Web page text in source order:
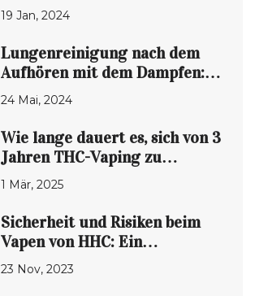
Zigaretten
19 Jan, 2024
Lungenreinigung nach dem
Aufhören mit dem Dampfen:
Tipps und Fakten
24 Mai, 2024
Wie lange dauert es, sich von 3
Jahren THC-Vaping zu
erholen?
1 Mär, 2025
Sicherheit und Risiken beim
Vapen von HHC: Ein
umfassender Leitfaden
23 Nov, 2023